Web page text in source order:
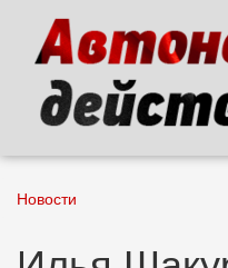
основному
содержанию
Новости